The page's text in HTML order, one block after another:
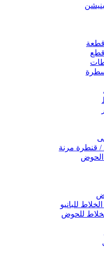
قنطرة مرنة
للبانيو
للحوض